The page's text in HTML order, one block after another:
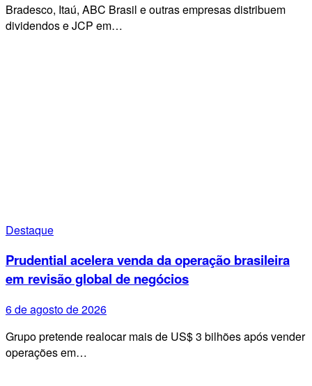
Bradesco, Itaú, ABC Brasil e outras empresas distribuem
dividendos e JCP em…
Destaque
Prudential acelera venda da operação brasileira
em revisão global de negócios
6 de agosto de 2026
Grupo pretende realocar mais de US$ 3 bilhões após vender
operações em…